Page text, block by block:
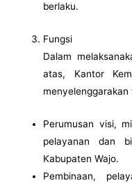
berlaku.
Fungsi
Dalam
atas, Kantor
menyelenggarakan
Perumusan visi,
pelayanan dan
Kabupaten Wajo.
Pembinaan,